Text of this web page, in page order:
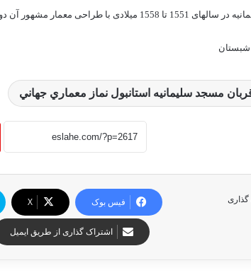
با طراحی معمار مشهور آن دوره به نام سینان ساخته شد.
شبستان
مسجد سليمانيه استانبول نماز معماري جهاني
گذاری فیس بوک X
اشتراک گذاری از طریق ایمیل